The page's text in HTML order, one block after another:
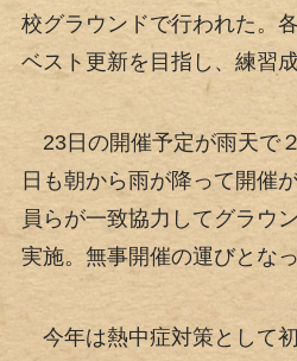
校グラウンドで行われた。
ベスト更新を目指し、練習
23日の開催予定が雨天で
日も朝から雨が降って開催
員らが一致協力してグラウ
実施。無事開催の運びとな
今年は熱中症対策として